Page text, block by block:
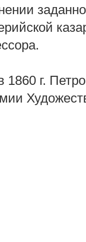
1860 г.